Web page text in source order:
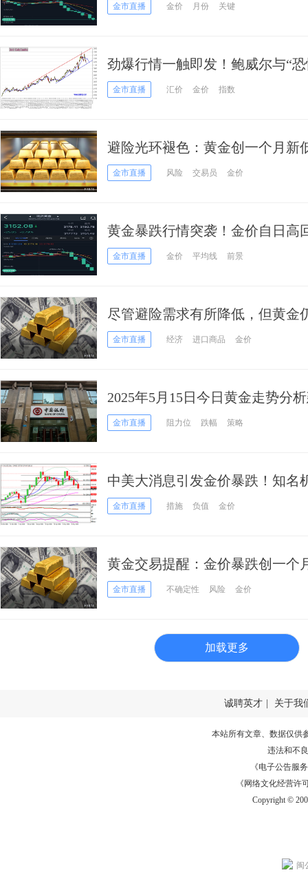
金市直播 金价 月份 关键
劲爆行情一触即发！鲍威尔与“
元指数、日元、欧元、英镑、澳
金市直播 汇价 金价 指数
避险光环褪色：黄金创一个月新
金市直播 风险 交易员 金价
黄金暴跌行情突袭！金价自日高
席分析师金价技术前景分析
金市直播 金价 平均线 前景
尽管避险需求有所降低，但黄金
金市直播 经济 进口商品 金价
2025年5月15日今日黄金走势分
金市直播 阻力位 跌幅 策略
中美大消息引发金价暴跌！知名
位 盯住这些重要支撑和阻力
金市直播 措施 负值 金价
黄金交易提醒：金价暴跌创一个
危机前兆？关注“恐怖数据”
金市直播 不确定性 风险 金价
加载更多
诚聘英才 关于我
本站所有文章、数据仅供
违法和不
《电子公告服务
《网络文化经营许
Copyright ©
闽